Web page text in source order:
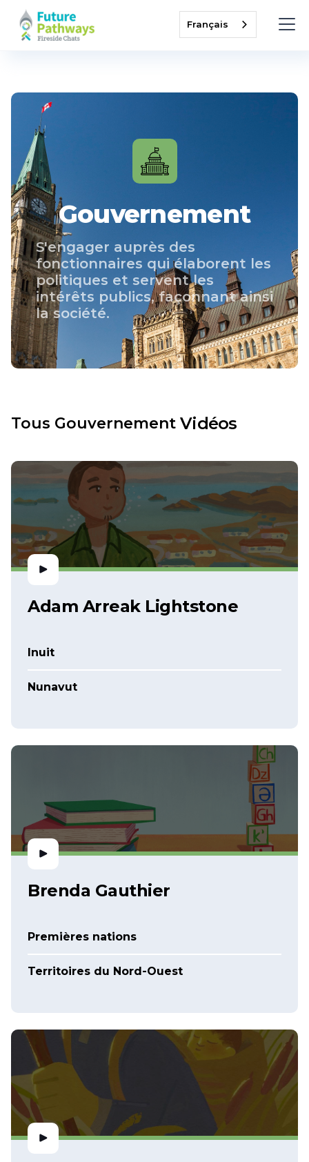
Français
Gouvernement
S'engager auprès des
fonctionnaires qui élaborent les
politiques et servent les
intérêts publics, façonnant ainsi
la société.
Tous Gouvernement Vidéos
Adam Arreak Lightstone
Inuit
Nunavut
Brenda Gauthier
Premières nations
Territoires du Nord-Ouest